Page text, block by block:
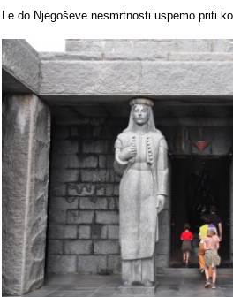
Le do Njegoševe nesmrtnosti uspemo priti